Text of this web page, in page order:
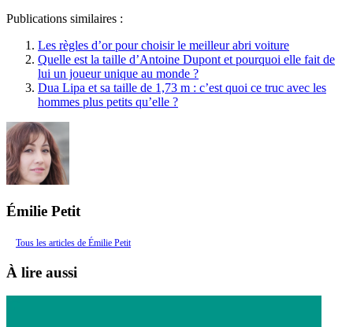
Publications similaires :
Les règles d’or pour choisir le meilleur abri voiture
Quelle est la taille d’Antoine Dupont et pourquoi elle fait de
lui un joueur unique au monde ?
Dua Lipa et sa taille de 1,73 m : c’est quoi ce truc avec les
hommes plus petits qu’elle ?
Émilie Petit
Tous les articles de Émilie Petit
À lire aussi